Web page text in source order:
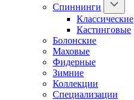
Спиннинги
Классические
Кастинговые
Болонские
Маховые
Фидерные
Зимние
Коллекции
Специализации